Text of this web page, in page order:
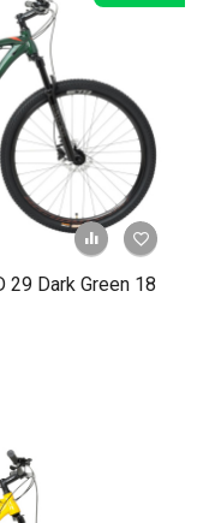
+ К
29 Dark Green 18